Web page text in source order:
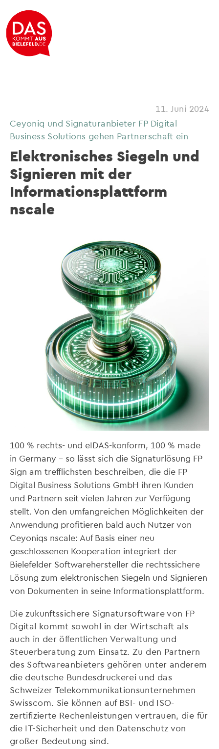
11. Juni 2024
Ceyoniq und Signaturanbieter FP Digital
Business Solutions gehen Partnerschaft ein
Elektronisches Siegeln und
Signieren mit der
Informationsplattform
nscale
100 % rechts- und eIDAS-konform, 100 % made
in Germany – so lässt sich die Signaturlösung FP
Sign am trefflichsten beschreiben, die die FP
Digital Business Solutions GmbH ihren Kunden
und Partnern seit vielen Jahren zur Verfügung
stellt. Von den umfangreichen Möglichkeiten der
Anwendung profitieren bald auch Nutzer von
Ceyoniqs nscale: Auf Basis einer neu
geschlossenen Kooperation integriert der
Bielefelder Softwarehersteller die rechtssichere
Lösung zum elektronischen Siegeln und Signieren
von Dokumenten in seine Informationsplattform.
Die zukunftssichere Signatursoftware von FP
Digital kommt sowohl in der Wirtschaft als
auch in der öffentlichen Verwaltung und
Steuerberatung zum Einsatz. Zu den Partnern
des Softwareanbieters gehören unter anderem
die deutsche Bundesdruckerei und das
Schweizer Telekommunikationsunternehmen
Swisscom. Sie können auf BSI- und ISO-
zertifizierte Rechenleistungen vertrauen, die für
die IT-Sicherheit und den Datenschutz von
großer Bedeutung sind.